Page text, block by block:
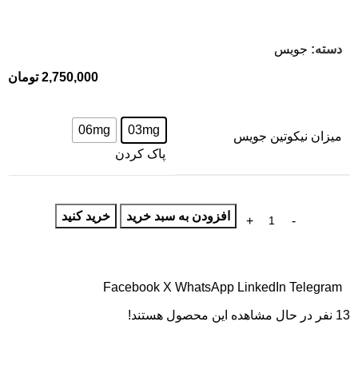
دسته: جویس
2,750,000 تومان
میزان نیکوتین جویس 03mg
06mg
پاک کردن
افزودن به سبد خرید خرید کنید
Facebook X WhatsApp LinkedIn Telegram
13 نفر در حال مشاهده این محصول هستند!